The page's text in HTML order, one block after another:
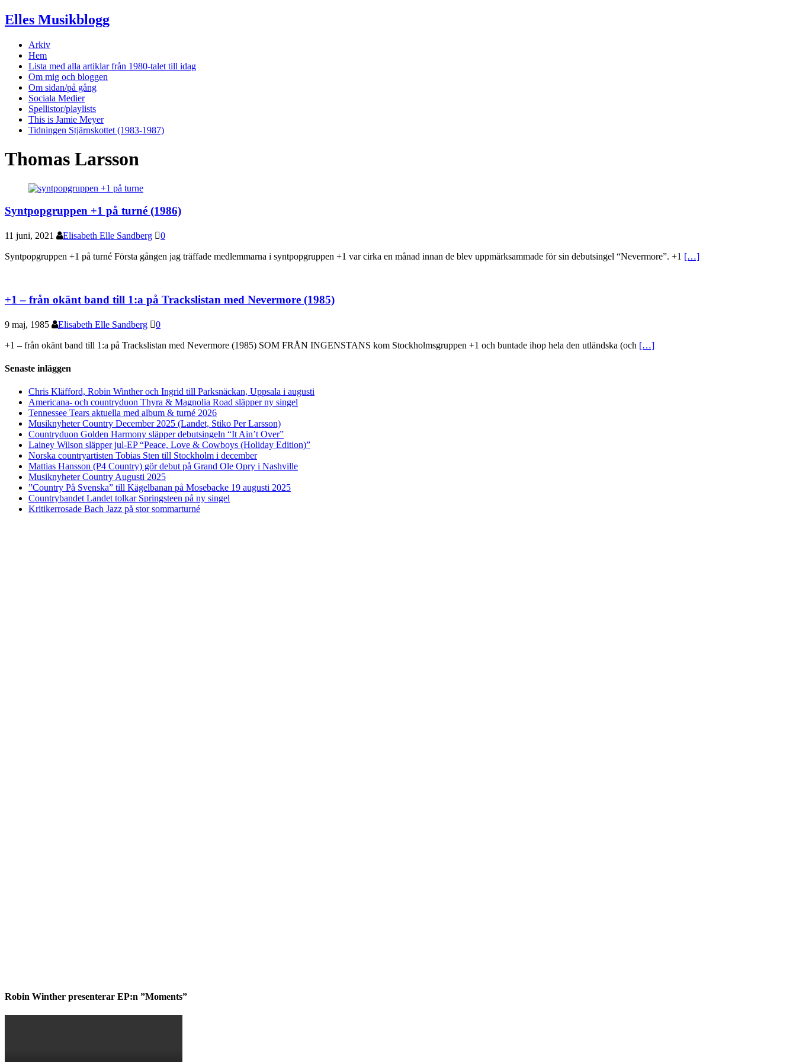
Elles Musikblogg
Arkiv
Hem
Lista med alla artiklar från 1980-talet till idag
Om mig och bloggen
Om sidan/på gång
Sociala Medier
Spellistor/playlists
This is Jamie Meyer
Tidningen Stjärnskottet (1983-1987)
Thomas Larsson
Syntpopgruppen +1 på turné (1986)
11 juni, 2021 Elisabeth Elle Sandberg 0
Syntpopgruppen +1 på turné Första gången jag träffade medlemmarna i syntpopgruppen +1 var cirka en månad innan de blev uppmärksammade för sin debutsingel “Nevermore”. +1 […]
+1 – från okänt band till 1:a på Trackslistan med Nevermore (1985)
9 maj, 1985 Elisabeth Elle Sandberg 0
+1 – från okänt band till 1:a på Trackslistan med Nevermore (1985) SOM FRÅN INGENSTANS kom Stockholmsgruppen +1 och buntade ihop hela den utländska (och […]
Senaste inläggen
Chris Kläfford, Robin Winther och Ingrid till Parksnäckan, Uppsala i augusti
Americana- och countryduon Thyra & Magnolia Road släpper ny singel
Tennessee Tears aktuella med album & turné 2026
Musiknyheter Country December 2025 (Landet, Stiko Per Larsson)
Countryduon Golden Harmony släpper debutsingeln “It Ain’t Over”
Lainey Wilson släpper jul-EP “Peace, Love & Cowboys (Holiday Edition)”
Norska countryartisten Tobias Sten till Stockholm i december
Mattias Hansson (P4 Country) gör debut på Grand Ole Opry i Nashville
Musiknyheter Country Augusti 2025
”Country På Svenska” till Kägelbanan på Mosebacke 19 augusti 2025
Countrybandet Landet tolkar Springsteen på ny singel
Kritikerrosade Bach Jazz på stor sommarturné
Robin Winther presenterar EP:n ”Moments”